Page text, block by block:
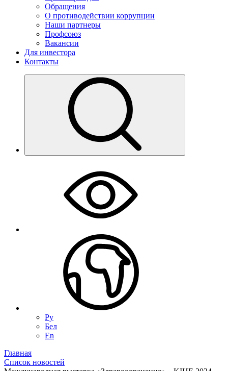
Обращения
О противодействии коррупции
Наши партнеры
Профсоюз
Вакансии
Для инвестора
Контакты
Ру
Бел
En
Главная
Список новостей